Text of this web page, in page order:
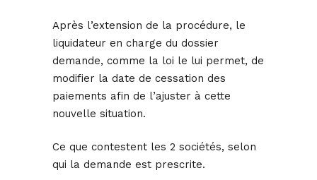
Après l’extension de la procédure, le
liquidateur en charge du dossier
demande, comme la loi le lui permet, de
modifier la date de cessation des
paiements afin de l’ajuster à cette
nouvelle situation.
Ce que contestent les 2 sociétés, selon
qui la demande est prescrite.